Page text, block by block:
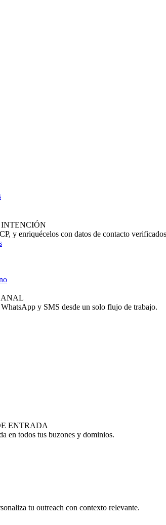
INTENCIÓN
y enriquécelos con datos de contacto
y SMS desde un solo flujo de trabajo.
ENTRADA
en todos tus buzones y dominios.
tu outreach con contexto relevante.